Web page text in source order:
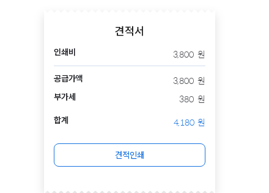
견적서
인쇄비 3,800 원
공급가액 3,800 원
부가세 380 원
합계 4,180 원
견적인쇄